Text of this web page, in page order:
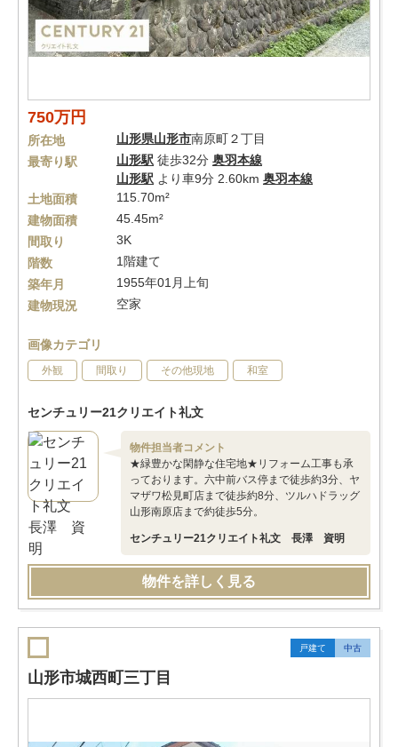
750万円
所在地 山形県山形市南原町２丁目
最寄り駅
山形駅 徒歩32分 奥羽本線
山形駅 より車9分 2.60km 奥羽本線
土地面積
115.70m²
建物面積
45.45m²
間取り
3K
階数
1階建て
築年月
1955年01月上旬
建物現況
空家
画像カテゴリ
外観 間取り その他現地 和室
センチュリー21クリエイト礼文
物件担当者コメント
★緑豊かな閑静な住宅地★リフォーム工事も承
っております。六中前バス停まで徒歩約3分、ヤ
マザワ松見町店まで徒歩約8分、ツルハドラッグ
山形南原店まで約徒歩5分。
センチュリー21クリエイト礼文 長澤 資明
物件を詳しく見る
戸建て 中古
山形市城西町三丁目